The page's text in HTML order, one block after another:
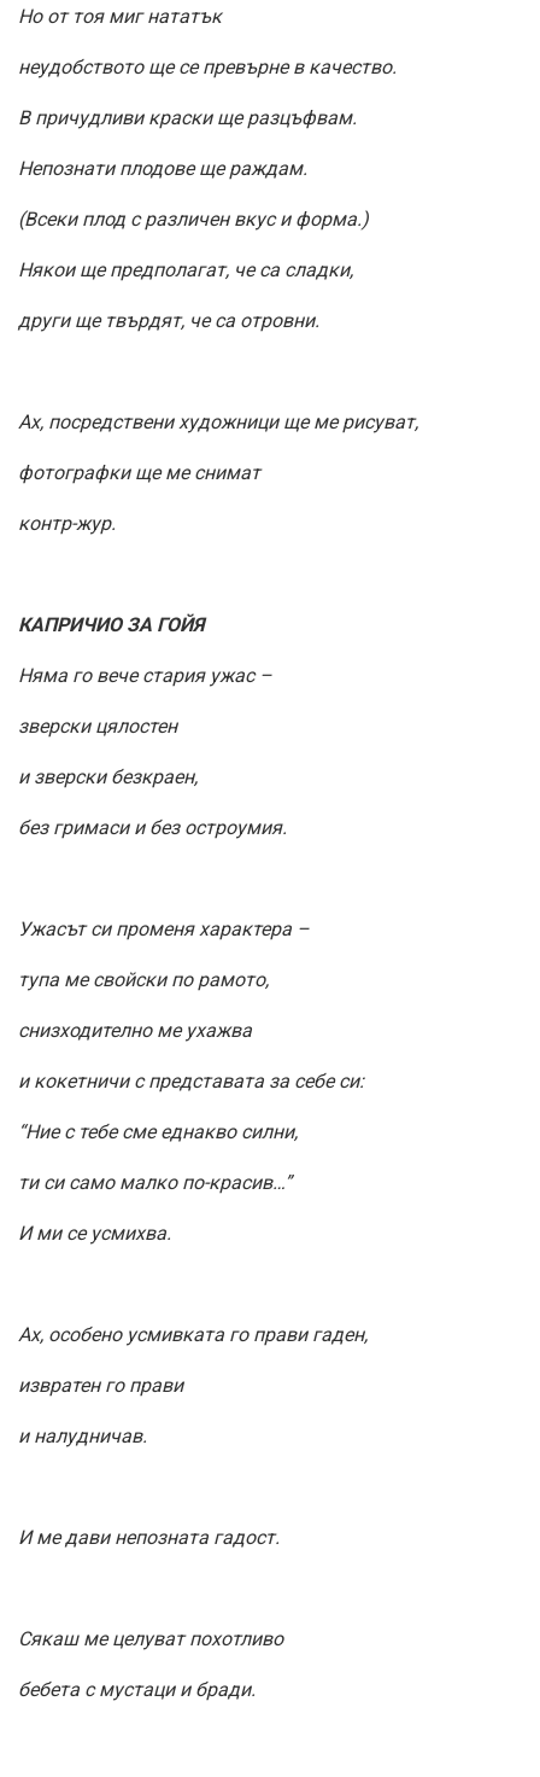
Но от тоя миг нататък
неудобството ще се превърне в качество.
В причудливи краски ще разцъфвам.
Непознати плодове ще раждам.
(Всеки плод с различен вкус и форма.)
Някои ще предполагат, че са сладки,
други ще твърдят, че са отровни.
Ах, посредствени художници ще ме рисуват,
фотографки ще ме снимат
контр-жур.
КАПРИЧИО ЗА ГОЙЯ
Няма го вече стария ужас –
зверски цялостен
и зверски безкраен,
без гримаси и без остроумия.
Ужасът си променя характера –
тупа ме свойски по рамото,
снизходително ме ухажва
и кокетничи с представата за себе си:
“Ние с тебе сме еднакво силни,
ти си само малко по-красив…”
И ми се усмихва.
Ах, особено усмивката го прави гаден,
извратен го прави
и налудничав.
И ме дави непозната гадост.
Сякаш ме целуват похотливо
бебета с мустаци и бради.